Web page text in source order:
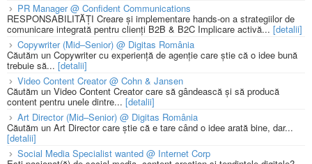
PR Manager @ Confident Communications
RESPONSABILITĂȚI Creare și implementare hands-on a strategiilor de
comunicare integrată pentru clienți B2B & B2C Implicare activă... [detalii]
Copywriter (Mid–Senior) @ Digitas România
Căutăm un Copywriter cu experiență de agenție care știe că o idee bună
trebuie să... [detalii]
Video Content Creator @ Cohn & Jansen
Căutăm un Video Content Creator care să gândească și să producă
content pentru unele dintre... [detalii]
Art Director (Mid–Senior) @ Digitas România
Căutăm un Art Director care știe că e tare când o idee arată bine, dar...
[detalii]
Social Media Specialist wanted @ Internet Corp